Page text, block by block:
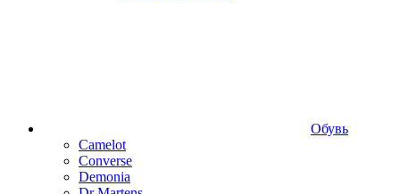
Обувь
Camelot
Converse
Demonia